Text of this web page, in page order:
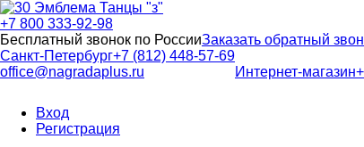
+7 800 333-92-98
Бесплатный звонок по РоссииЗаказать обратный
Санкт-Петербург+7 (812) 448-57-69
office@nagradaplus.ru
Интернет-магазин
Вход
Регистрация